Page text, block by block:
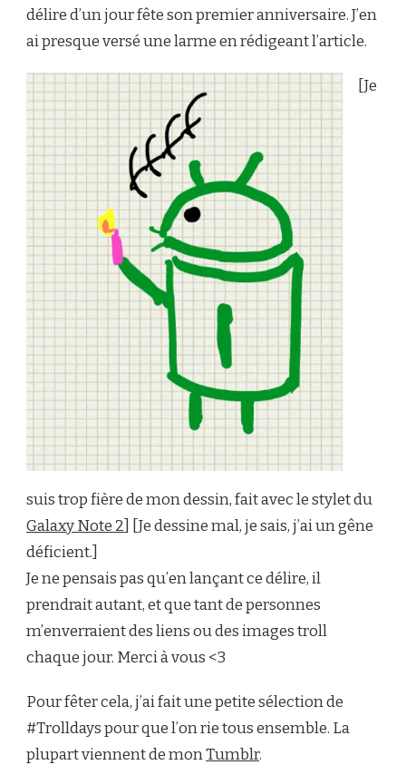
délire d’un jour fête son premier anniversaire. J’en
ai presque versé une larme en rédigeant l’article.
[Je
suis trop fière de mon dessin, fait avec le stylet du
Galaxy Note 2] [Je dessine mal, je sais, j’ai un gêne
déficient.]
Je ne pensais pas qu’en lançant ce délire, il
prendrait autant, et que tant de personnes
m’enverraient des liens ou des images troll
chaque jour. Merci à vous <3
Pour fêter cela, j’ai fait une petite sélection de
#Trolldays pour que l’on rie tous ensemble. La
plupart viennent de monTumblr.